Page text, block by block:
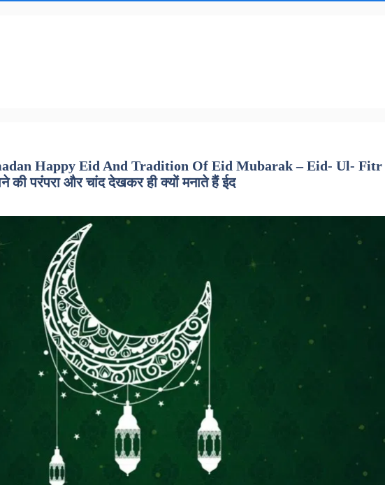
Happy Eid And Tradition Of Eid Mubarak – Eid- Ul- Fitr
की परंपरा और चांद देखकर ही क्यों मनाते हैं ईद